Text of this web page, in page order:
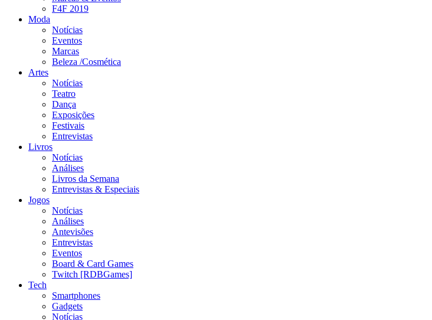
F4F 2019
Moda
Notícias
Eventos
Marcas
Beleza /Cosmética
Artes
Notícias
Teatro
Dança
Exposições
Festivais
Entrevistas
Livros
Notícias
Análises
Livros da Semana
Entrevistas & Especiais
Jogos
Notícias
Análises
Antevisões
Entrevistas
Eventos
Board & Card Games
Twitch [RDBGames]
Tech
Smartphones
Gadgets
Notícias